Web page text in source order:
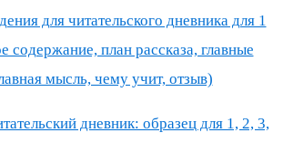
для читательского дневника для 1
содержание, план рассказа, главные
мысль, чему учит, отзыв)
дневник: образец для 1, 2, 3,